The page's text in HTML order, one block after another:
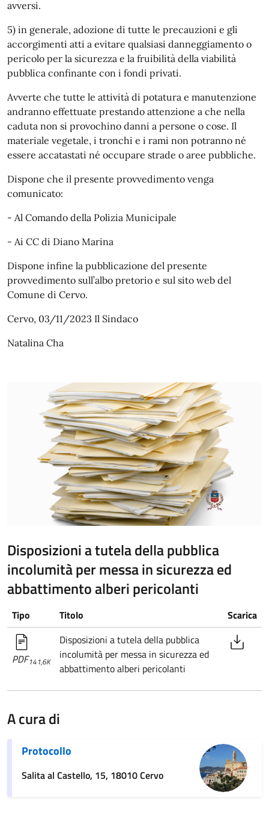
avversi.
5) in generale, adozione di tutte le precauzioni e gli
accorgimenti atti a evitare qualsiasi danneggiamento o
pericolo per la sicurezza e la fruibilità della viabilità
pubblica confinante con i fondi privati.
Avverte che tutte le attività di potatura e manutenzione
andranno effettuate prestando attenzione a che nella
caduta non si provochino danni a persone o cose. Il
materiale vegetale, i tronchi e i rami non potranno né
essere accatastati né occupare strade o aree pubbliche.
Dispone che il presente provvedimento venga
comunicato:
- Al Comando della Polizia Municipale
- Ai CC di Diano Marina
Dispone infine la pubblicazione del presente
provvedimento sull’albo pretorio e sul sito web del
Comune di Cervo.
Cervo, 03/11/2023 Il Sindaco
Natalina Cha
Disposizioni a tutela della pubblica
incolumità per messa in sicurezza ed
abbattimento alberi pericolanti
Tipo Titolo Scarica
PDF141,6K
Disposizioni a tutela della pubblica
incolumità per messa in sicurezza ed
abbattimento alberi pericolanti
A cura di
Protocollo
Salita al Castello, 15, 18010 Cervo